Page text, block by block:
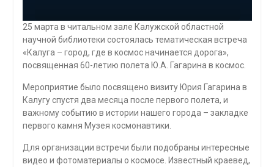
25 марта в читальном зале Калужской областной
научной библиотеки состоялась тематическая встреча
«Калуга – город, где в космос начинается дорога»,
посвященная 60-летию полета Ю.А. Гагарина в космос.
Мероприятие было посвящено визиту Юрия Гагарина в
Калугу спустя два месяца после первого полета, и
важному событию в истории нашего города – закладке
первого камня Музея космонавтики.
Для организации встречи были подобраны интересные
видео и фотоматериалы о космосе. Известный краевед,